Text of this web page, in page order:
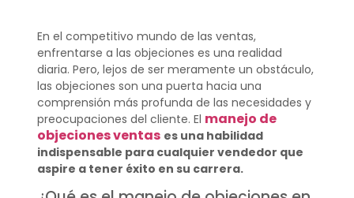
En el competitivo mundo de las ventas,
enfrentarse a las objeciones es una realidad
diaria. Pero, lejos de ser meramente un obstáculo,
las objeciones son una puerta hacia una
comprensión más profunda de las necesidades y
preocupaciones del cliente. El manejo de
objeciones ventas es una habilidad
indispensable para cualquier vendedor que
aspire a tener éxito en su carrera.